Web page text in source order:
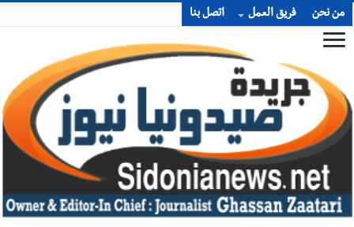
من نحن فريق العمل اتصل بنا